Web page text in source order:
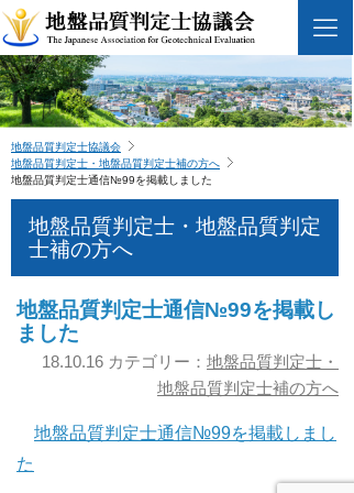
地盤品質判定士協議会
地盤品質判定士・地盤品質判定士補の方へ
地盤品質判定士通信№99を掲載しました
地盤品質判定士・地盤品質判定
士補の方へ
地盤品質判定士通信№99を掲載し
ました
18.10.16 カテゴリー： 地盤品質判定士・
地盤品質判定士補の方へ
地盤品質判定士通信№99を掲載しまし
た